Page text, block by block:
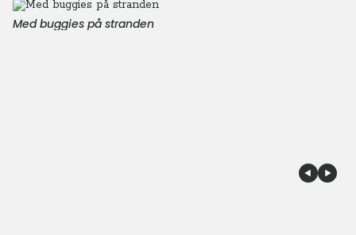
Med buggies på stranden